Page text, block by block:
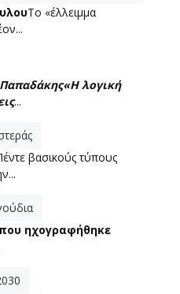
Το «έλλειμμα
«Η λογική
...
βασικούς τύπους
ηχογραφήθηκε